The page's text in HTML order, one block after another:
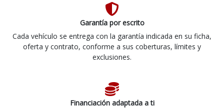
Garantía por escrito
Cada vehículo se entrega con la garantía indicada en su ficha,
oferta y contrato, conforme a sus coberturas, límites y
exclusiones.
Financiación adaptada a ti